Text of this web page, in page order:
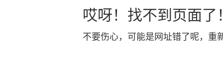
哎呀！找不到页面了
不要伤心，可能是网址错了呢，重